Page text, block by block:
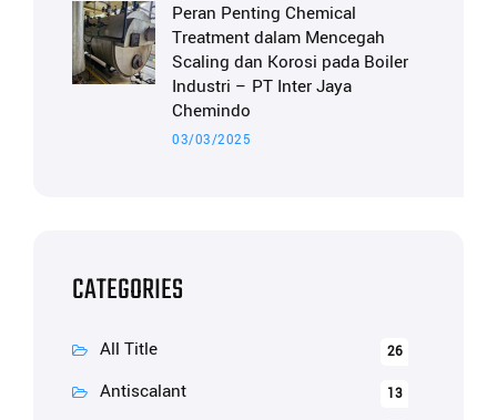
Peran Penting Chemical
Treatment dalam Mencegah
Scaling dan Korosi pada Boiler
Industri – PT Inter Jaya
Chemindo
03/03/2025
CATEGORIES
All Title 26
Antiscalant 13